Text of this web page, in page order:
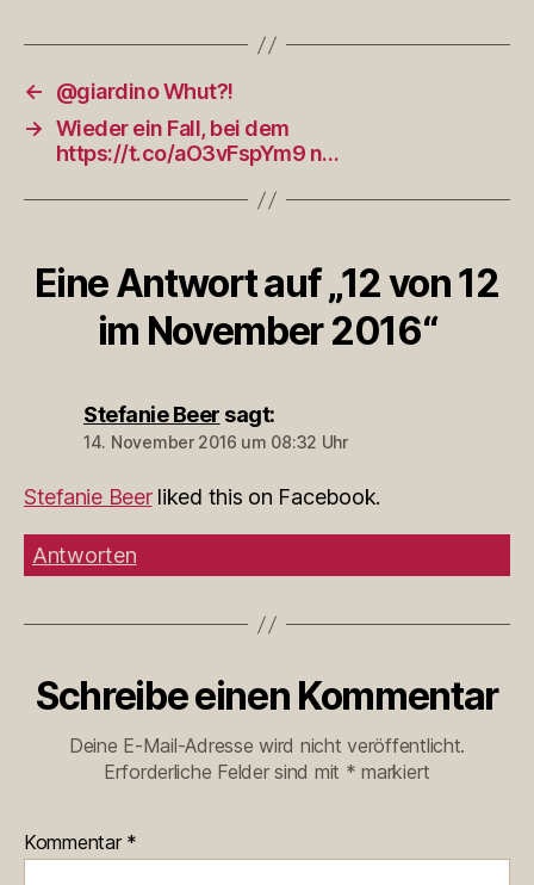
←
@giardino Whut?!
→ Wieder ein Fall, bei dem
https://t.co/aO3vFspYm9 n…
Eine Antwort auf „12 von 12
im November 2016“
Stefanie Beer sagt:
14. November 2016 um 08:32 Uhr
Stefanie Beerliked this on Facebook.
Antworten
Schreibe einen Kommentar
Deine E-Mail-Adresse wird nicht veröffentlicht.
Erforderliche Felder sind mit * markiert
Kommentar *